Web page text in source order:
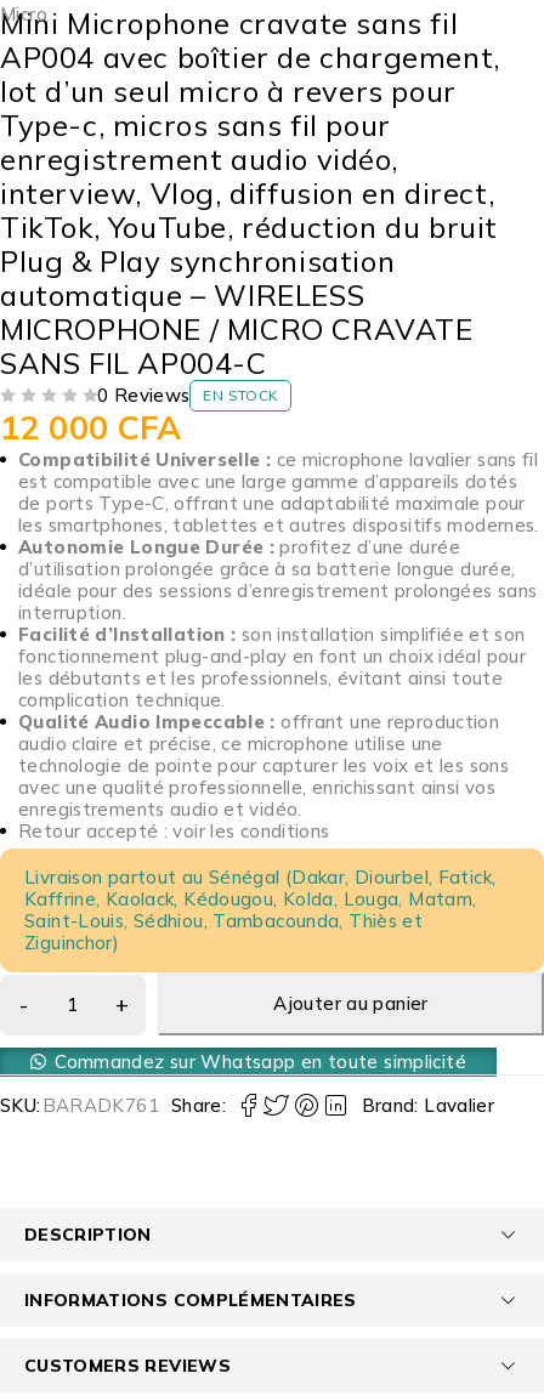
Micro
Mini Microphone cravate sans fil
AP004 avec boîtier de chargement,
lot d’un seul micro à revers pour
Type-c, micros sans fil pour
enregistrement audio vidéo,
interview, Vlog, diffusion en direct,
TikTok, YouTube, réduction du bruit
Plug & Play synchronisation
automatique – WIRELESS
MICROPHONE / MICRO CRAVATE
SANS FIL AP004-C
0 Reviews EN STOCK
12 000 CFA
Compatibilité Universelle : ce microphone lavalier sans fil
est compatible avec une large gamme d’appareils dotés
de ports Type-C, offrant une adaptabilité maximale pour
les smartphones, tablettes et autres dispositifs modernes.
Autonomie Longue Durée : profitez d’une durée
d’utilisation prolongée grâce à sa batterie longue durée,
idéale pour des sessions d’enregistrement prolongées sans
interruption.
Facilité d’Installation : son installation simplifiée et son
fonctionnement plug-and-play en font un choix idéal pour
les débutants et les professionnels, évitant ainsi toute
complication technique.
Qualité Audio Impeccable : offrant une reproduction
audio claire et précise, ce microphone utilise une
technologie de pointe pour capturer les voix et les sons
avec une qualité professionnelle, enrichissant ainsi vos
enregistrements audio et vidéo.
Retour accepté : voir les conditions
Livraison partout au Sénégal (Dakar, Diourbel, Fatick,
Kaffrine, Kaolack, Kédougou, Kolda, Louga, Matam,
Saint-Louis, Sédhiou, Tambacounda, Thiès et
Ziguinchor)
Ajouter au panier
Commandez sur Whatsapp en toute simplicité
SKU:BARADK761 Share: Brand: Lavalier
DESCRIPTION
INFORMATIONS COMPLÉMENTAIRES
CUSTOMERS REVIEWS